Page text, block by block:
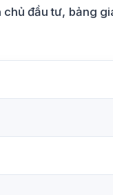
đầu tư, bảng